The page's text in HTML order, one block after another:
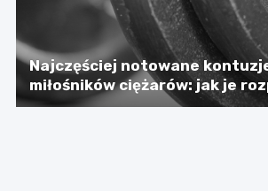
Najczęściej notowane
miłośników ciężarów: jak je
zapobiegać?